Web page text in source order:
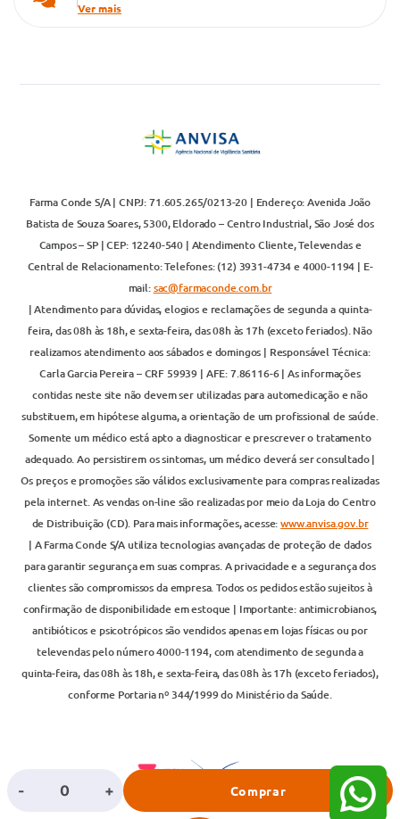
- + Comprar
Ver mais
Farma Conde S/A | CNPJ: 71.605.265/0213-20 | Endereço: Avenida João
Batista de Souza Soares, 5300, Eldorado – Centro Industrial, São José dos
Campos – SP | CEP: 12240-540 | Atendimento Cliente, Televendas e
Central de Relacionamento: Telefones: (12) 3931-4734 e 4000-1194 | E-
mail:sac@farmaconde.com.br
| Atendimento para dúvidas, elogios e reclamações de segunda a quinta-
feira, das 08h às 18h, e sexta-feira, das 08h às 17h (exceto feriados). Não
realizamos atendimento aos sábados e domingos | Responsável Técnica:
Carla Garcia Pereira – CRF 59939 | AFE: 7.86116-6 | As informações
contidas neste site não devem ser utilizadas para automedicação e não
substituem, em hipótese alguma, a orientação de um profissional de saúde.
Somente um médico está apto a diagnosticar e prescrever o tratamento
adequado. Ao persistirem os sintomas, um médico deverá ser consultado |
Os preços e promoções são válidos exclusivamente para compras realizadas
pela internet. As vendas on-line são realizadas por meio da Loja do Centro
de Distribuição (CD). Para mais informações, acesse:www.anvisa.gov.br
| A Farma Conde S/A utiliza tecnologias avançadas de proteção de dados
para garantir segurança em suas compras. A privacidade e a segurança dos
clientes são compromissos da empresa. Todos os pedidos estão sujeitos à
confirmação de disponibilidade em estoque | Importante: antimicrobianos,
antibióticos e psicotrópicos são vendidos apenas em lojas físicas ou por
televendas pelo número 4000-1194, com atendimento de segunda a
quinta-feira, das 08h às 18h, e sexta-feira, das 08h às 17h (exceto feriados),
conforme Portaria nº 344/1999 do Ministério da Saúde.